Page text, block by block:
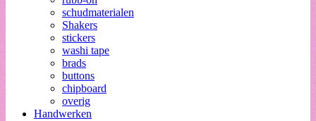
schudmaterialen
Shakers
stickers
washi tape
brads
buttons
chipboard
overig
Handwerken